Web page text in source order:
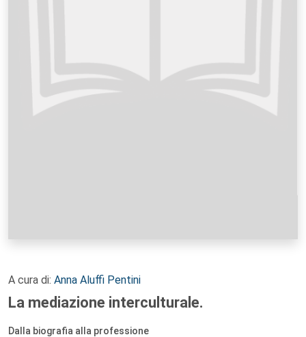
A cura di: Anna Aluffi Pentini
La mediazione interculturale.
Dalla biografia alla professione